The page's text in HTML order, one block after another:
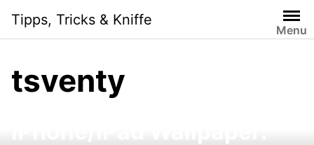
content
Tipps, Tricks & Kniffe
Menu
tsventy